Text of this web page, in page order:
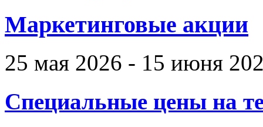
Маркетинговые акции
25 мая 2026 - 15 июня
Специальные цены на